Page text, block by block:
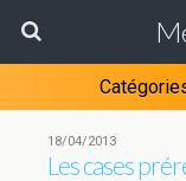
18/04/2013
Les cases